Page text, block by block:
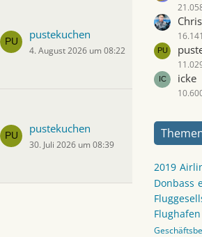
pustekuchen
4. August 2026 um 08:22
pustekuchen
30. Juli 2026 um 08:39
icke
2019
Donbass
Flughafen